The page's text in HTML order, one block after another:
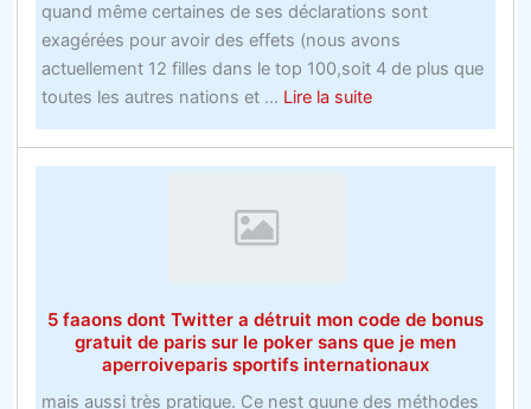
minutes
quand même certaines de ses déclarations sont
exagérées pour avoir des effets (nous avons
actuellement 12 filles dans le top 100,soit 4 de plus que
toutes les autres nations et ... Lire la suiteabout
La
fiabilité
portail
de
5 faaons dont Twitter a détruit mon code de bonus
gratuit de paris sur le poker sans que je men
aperroiveparis sportifs internationaux
mais aussi très pratique. Ce nest quune des méthodes